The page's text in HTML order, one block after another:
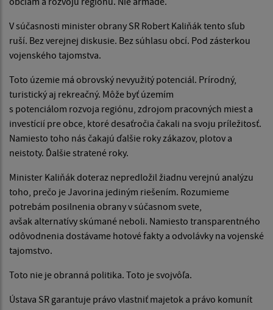
V súčasnosti minister obrany SR Robert Kaliňák tento sľub
ruší. Bez verejnej diskusie. Bez súhlasu obcí. Pod zásterkou
vojenského tajomstva.
Toto územie má obrovský nevyužitý potenciál. Prírodný,
turistický aj rekreačný. Môže byť územím
s potenciálom rozvoja regiónu, zdrojom pracovných miest a
investícií pre obce, ktoré desaťročia čakali na svoju príležitosť.
Namiesto toho nás čakajú ďalšie roky zákazov, plotov a
neistoty. Ďalšie stratené roky.
Minister Kaliňák doteraz nepredložil žiadnu verejnú analýzu
toho, prečo je Javorina jediným riešením. Rozumieme
potrebám posilnenia obrany v súčasnom svete,
avšak alternatívy skúmané neboli. Namiesto transparentného
odôvodnenia dostávame hotové fakty a odvolávky na vojenské
tajomstvo.
Toto nie je obranná politika. Toto je svojvôľa.
Ústava SR garantuje právo vlastniť majetok a právo komunít